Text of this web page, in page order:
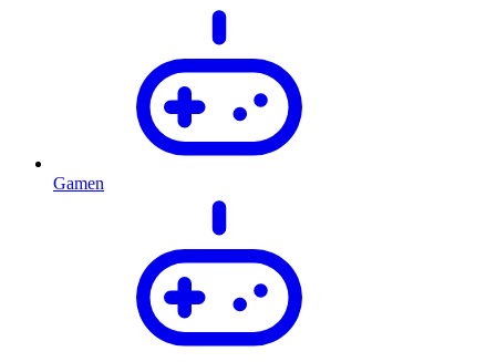
Gamen